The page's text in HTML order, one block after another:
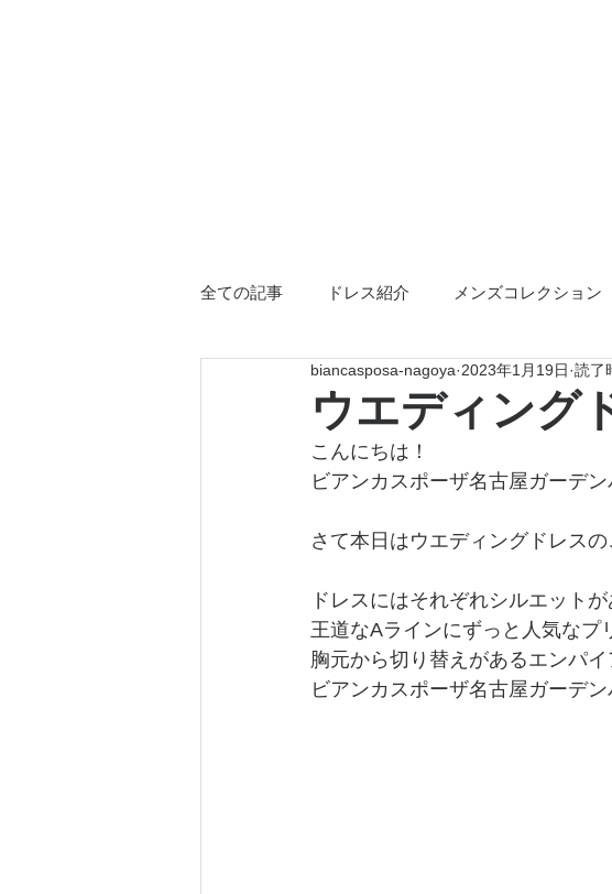
全ての記事 ドレス紹介 メンズコレクション
三重店限定 ドレス小物 アクセサリー
ウエディング
biancasposa-nagoya 2023年1月19日 読了
こんにちは！
ビアンカスポーザ名古屋ガーデン
さて本日はウエディングドレスの
ドレスにはそれぞれシルエットが
王道なAラインにずっと人気なプ
胸元から切り替えがあるエンパ
ビアンカスポーザ名古屋ガーデ